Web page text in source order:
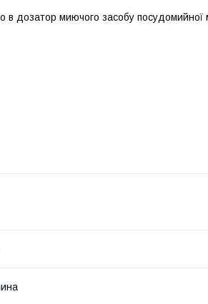
в дозатор миючого засобу